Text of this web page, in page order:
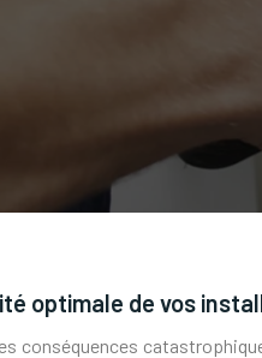
optimale de vos
conséquences